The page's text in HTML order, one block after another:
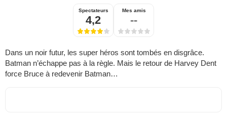
Spectateurs
4,2
Mes amis
--
Dans un noir futur, les super héros sont tombés en disgrâce.
Batman n’échappe pas à la règle. Mais le retour de Harvey Dent
force Bruce à redevenir Batman…